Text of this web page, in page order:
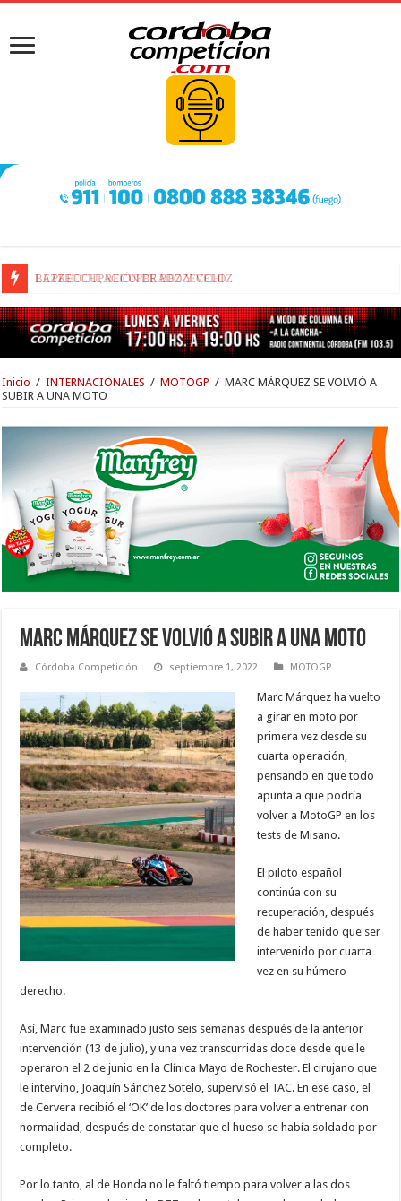
BEZZECCHI, RECUPERADO Y VELOZ
Inicio / INTERNACIONALES / MOTOGP / MARC MÁRQUEZ SE VOLVIÓ A
SUBIR A UNA MOTO
MARC MÁRQUEZ SE VOLVIÓ A SUBIR A UNA MOTO
Córdoba Competición septiembre 1, 2022 MOTOGP
Marc Márquez ha vuelto
a girar en moto por
primera vez desde su
cuarta operación,
pensando en que todo
apunta a que podría
volver a MotoGP en los
tests de Misano.
El piloto español
continúa con su
recuperación, después
de haber tenido que ser
intervenido por cuarta
vez en su húmero
derecho.
Así, Marc fue examinado justo seis semanas después de la anterior
intervención (13 de julio), y una vez transcurridas doce desde que le
operaron el 2 de junio en la Clínica Mayo de Rochester. El cirujano que
le intervino, Joaquín Sánchez Sotelo, supervisó el TAC. En ese caso, el
de Cervera recibió el ‘OK’ de los doctores para volver a entrenar con
normalidad, después de constatar que el hueso se había soldado por
completo.
Por lo tanto, al de Honda no le faltó tiempo para volver a las dos